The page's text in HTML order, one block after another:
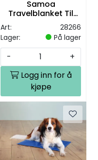
Samoa
Travelblanket Til
Kjølematte
Isblå/Grå 120x80cm
Art:
28266
Lager:
På lager
-
+
Logg inn for å
kjøpe